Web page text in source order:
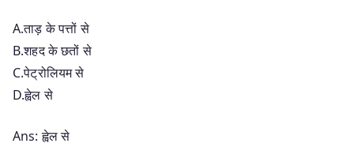
A.ताड़ के पत्तों से
B.शहद के छतों से
C.पेट्रोलियम से
D.ह्वेल से
Ans: ह्वेल से